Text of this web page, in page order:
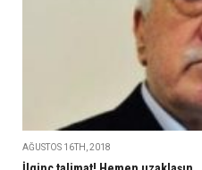
AĞUSTOS 16TH, 2018